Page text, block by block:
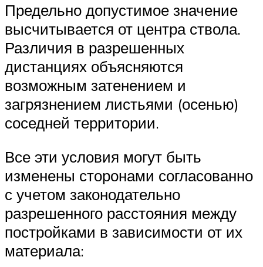
Предельно допустимое значение
высчитывается от центра ствола.
Различия в разрешенных
дистанциях объясняются
возможным затенением и
загрязнением листьями (осенью)
соседней территории.
Все эти условия могут быть
изменены сторонами согласованно
с учетом законодательно
разрешенного расстояния между
постройками в зависимости от их
материала: